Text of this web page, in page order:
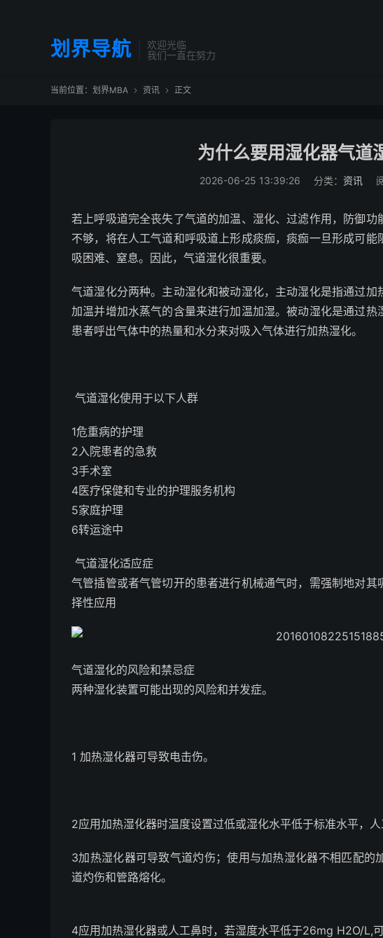
划界导航
欢迎光临
我们一直在努力
当前位置： 划界MBA  资讯  正文
为什么要用湿化器气道
2026-06-25 13:39:26 分类： 资讯
若上呼吸道完全丧失了气道的加温、湿化、过滤作用，防御
不够，将在人工气道和呼吸道上形成痰痂，痰痂一旦形成可
吸困难、窒息。因此，气道湿化很重要。
气道湿化分两种。主动湿化和被动湿化，主动湿化是指通过
加温并增加水蒸气的含量来进行加温加湿。被动湿化是通过
患者呼出气体中的热量和水分来对吸入气体进行加热湿化。
气道湿化使用于以下人群
1危重病的护理
2入院患者的急救
3手术室
4医疗保健和专业的护理服务机构
5家庭护理
6转运途中
气道湿化适应症
气管插管或者气管切开的患者进行机械通气时，需强制地对
择性应用
气道湿化的风险和禁忌症
两种湿化装置可能出现的风险和并发症。
1 加热湿化器可导致电击伤。
2应用加热湿化器时温度设置过低或湿化水平低于标准水平，人
3加热湿化器可导致气道灼伤；使用与加热湿化器不相匹配
道灼伤和管路熔化。
4应用加热湿化器或人工鼻时，若湿度水平低于26mg H2O/L,